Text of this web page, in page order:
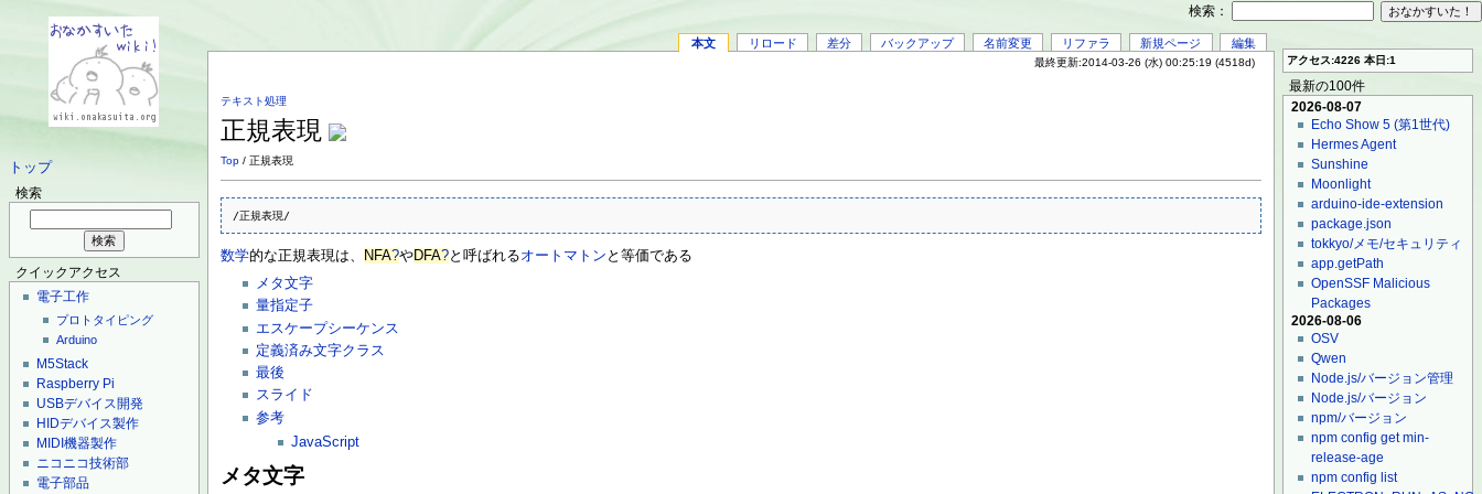
トップ
検索
クイックアクセス
電子工作
プロトタイピング
Arduino
M5Stack
Raspberry Pi
USBデバイス開発
HIDデバイス製作
MIDI機器製作
ニコニコ技術部
電子部品
本文 リロード 差分 バックアップ 名前変更 リファラ 新規ページ 編集
最終更新:2014-03-26 (水) 00:25:19 (4518d)
テキスト処理
正規表現
Top / 正規表現
/正規表現/
数学的な正規表現は、 NFA?やDFA?と呼ばれるオートマトン と等価である
メタ文字
量指定子
エスケープシーケンス
定義済み文字クラス
最後
スライド
参考
JavaScript
メタ文字
アクセス:4226 本日:1
最新の100件
2026-08-07
Echo Show 5 (第1世代)
Hermes Agent
Sunshine
Moonlight
arduino-ide-extension
package.json
tokkyo/メモ/セキュリティ
app.getPath
OpenSSF Malicious
Packages
2026-08-06
OSV
Qwen
Node.js/バージョン管理
Node.js/バージョン
npm/バージョン
npm config get min-
release-age
npm config list
検索：